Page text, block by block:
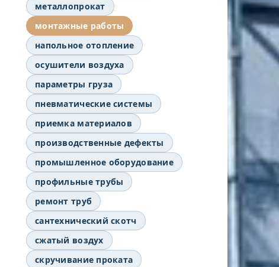
металлопрокат
монтажные работы
напольное отопление
осушители воздуха
параметры груза
пневматические системы
приемка материалов
производственные дефекты
промышленное оборудование
профильные трубы
ремонт труб
сантехнический скотч
сжатый воздух
скручивание проката